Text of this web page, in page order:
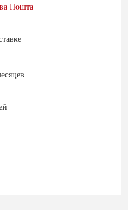
Пошта